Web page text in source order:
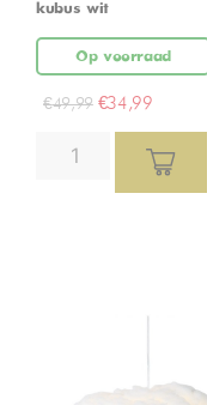
kubus wit
Op voorraad
€49,99 €34,99